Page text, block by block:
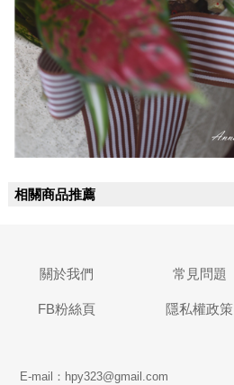
相關商品推薦
關於我們 常見問題
FB粉絲頁 隱私權政策
E-mail：hpy323@gmail.com